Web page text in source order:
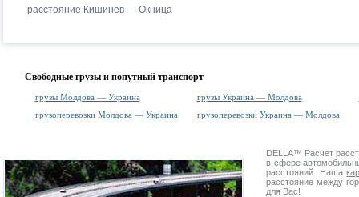
расстояние Кишинев — Окница
Свободные грузы и попутный транспорт
грузы Молдова — Украина грузы Украина — Молдова
грузоперевозки Молдова — Украина
грузоперевозки Украина — Молдова
DELLA™ Расчет
в сфере
расстояний. Наша
расстояние между
для Вас!